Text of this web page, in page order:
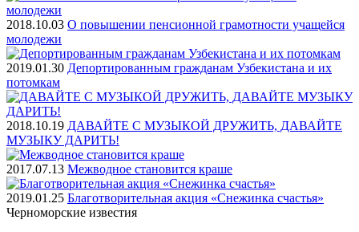
2018.10.03 О повышении пенсионной грамотности учащейся
молодежи
2019.01.30 Депортированным гражданам Узбекистана и их
потомкам
2018.10.19 ДАВАЙТЕ С МУЗЫКОЙ ДРУЖИТЬ, ДАВАЙТЕ
МУЗЫКУ ДАРИТЬ!
2017.07.13 Межводное становится краше
2019.01.25 Благотворительная акция «Снежинка счастья»
Черноморские известия